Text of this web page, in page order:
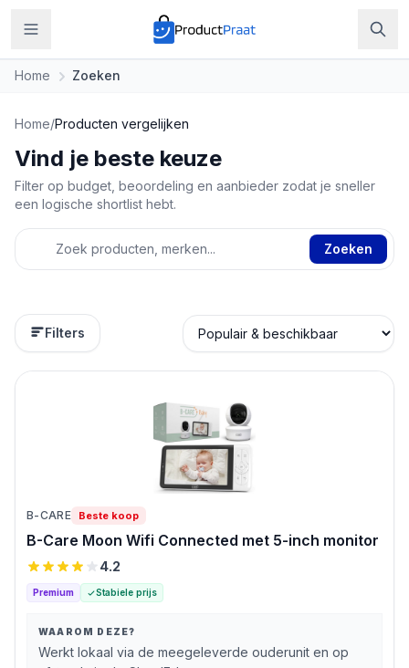
Home Zoeken
Home/Producten vergelijken
Vind je beste keuze
Filter op budget, beoordeling en aanbieder zodat je sneller
een logische shortlist hebt.
Zoeken
Filters
B-CARE Beste koop
B-Care Moon Wifi Connected met 5-inch monitor
4.2
Premium Stabiele prijs
WAAROM DEZE?
Werkt lokaal via de meegeleverde ouderunit en op